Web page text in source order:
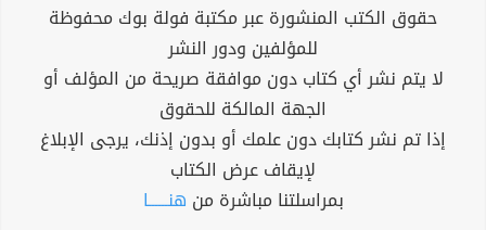
حقوق الكتب المنشورة عبر مكتبة فولة بوك محفوظة
للمؤلفين ودور النشر
لا يتم نشر أي كتاب دون موافقة صريحة من المؤلف أو
الجهة المالكة للحقوق
إذا تم نشر كتابك دون علمك أو بدون إذنك، يرجى الإبلاغ
لإيقاف عرض الكتاب
بمراسلتنا مباشرة من هنــــــا